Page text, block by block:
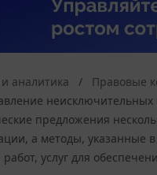
аналитика Правовые
предложения
а методы, указанные
работ, услуг для